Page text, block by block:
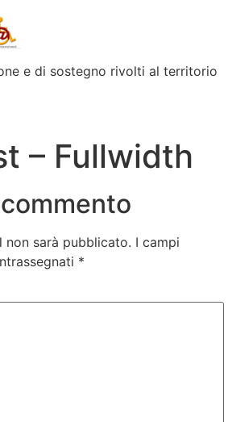
e di sostegno rivolti al territorio
– Fullwidth
non sarà pubblicato. I campi
*